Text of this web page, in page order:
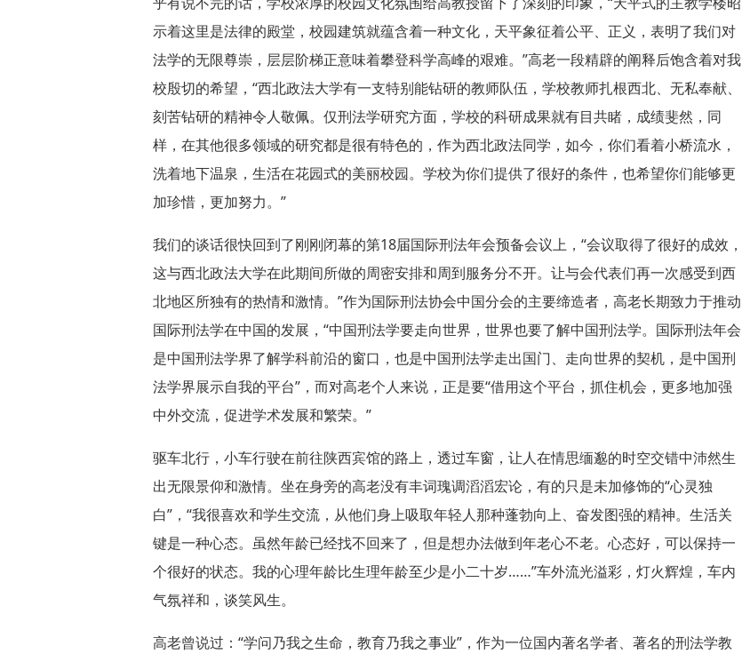
示着这里是法律的殿堂，校园建筑就蕴含着一种文化，天平象征着公平、正义，表明了我们对
法学的无限尊崇，层层阶梯正意味着攀登科学高峰的艰难。”高老一段精辟的阐释后饱含着对我
校殷切的希望，“西北政法大学有一支特别能钻研的教师队伍，学校教师扎根西北、无私奉献、
刻苦钻研的精神令人敬佩。仅刑法学研究方面，学校的科研成果就有目共睹，成绩斐然，同
样，在其他很多领域的研究都是很有特色的，作为西北政法同学，如今，你们看着小桥流水，
洗着地下温泉，生活在花园式的美丽校园。学校为你们提供了很好的条件，也希望你们能够更
加珍惜，更加努力。”
我们的谈话很快回到了刚刚闭幕的第18届国际刑法年会预备会议上，“会议取得了很好的成效，
这与西北政法大学在此期间所做的周密安排和周到服务分不开。让与会代表们再一次感受到西
北地区所独有的热情和激情。”作为国际刑法协会中国分会的主要缔造者，高老长期致力于推动
国际刑法学在中国的发展，“中国刑法学要走向世界，世界也要了解中国刑法学。国际刑法年会
是中国刑法学界了解学科前沿的窗口，也是中国刑法学走出国门、走向世界的契机，是中国刑
法学界展示自我的平台”，而对高老个人来说，正是要“借用这个平台，抓住机会，更多地加强
中外交流，促进学术发展和繁荣。”
驱车北行，小车行驶在前往陕西宾馆的路上，透过车窗，让人在情思缅邈的时空交错中沛然生
出无限景仰和激情。坐在身旁的高老没有丰词瑰调滔滔宏论，有的只是未加修饰的“心灵独
白”，“我很喜欢和学生交流，从他们身上吸取年轻人那种蓬勃向上、奋发图强的精神。生活关
键是一种心态。虽然年龄已经找不回来了，但是想办法做到年老心不老。心态好，可以保持一
个很好的状态。我的心理年龄比生理年龄至少是小二十岁……”车外流光溢彩，灯火辉煌，车内
气氛祥和，谈笑风生。
高老曾说过：“学问乃我之生命，教育乃我之事业”，作为一位国内著名学者、著名的刑法学教